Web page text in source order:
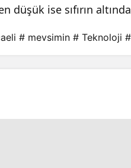
düşük ise sıfırın
# mevsimin # Teknoloji